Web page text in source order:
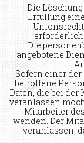
Die
Erfüllung
Die
angebotene
Sofern einer
betroffene
Daten, die bei der
veranlassen
Mitarbeiter
wenden. Der
veranlassen,